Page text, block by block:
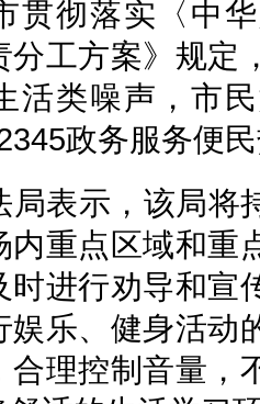
贯彻落实〈中
分工方案》规定
活类噪声，市
政务服务便
局表示，该局将
内重点区域和重
时进行劝导和宣
娱乐、健身活动
合理控制音量，